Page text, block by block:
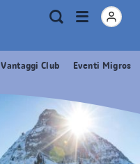
Metanavigazione
Ricerca
Apri
menu
Vantaggi Club Eventi Migros